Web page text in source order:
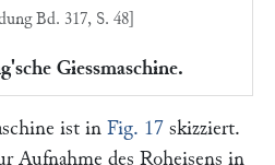
Bd. 317, S. 48]
Giessmaschine.
ist in Fig. 17 skizziert.
Aufnahme des Roheisens in